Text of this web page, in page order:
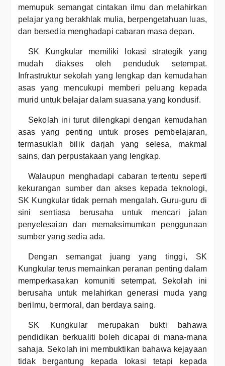
memupuk semangat cintakan ilmu dan melahirkan
pelajar yang berakhlak mulia, berpengetahuan luas,
dan bersedia menghadapi cabaran masa depan.
SK Kungkular memiliki lokasi strategik yang
mudah diakses oleh penduduk setempat.
Infrastruktur sekolah yang lengkap dan kemudahan
asas yang mencukupi memberi peluang kepada
murid untuk belajar dalam suasana yang kondusif.
Sekolah ini turut dilengkapi dengan kemudahan
asas yang penting untuk proses pembelajaran,
termasuklah bilik darjah yang selesa, makmal
sains, dan perpustakaan yang lengkap.
Walaupun menghadapi cabaran tertentu seperti
kekurangan sumber dan akses kepada teknologi,
SK Kungkular tidak pernah mengalah. Guru-guru di
sini sentiasa berusaha untuk mencari jalan
penyelesaian dan memaksimumkan penggunaan
sumber yang sedia ada.
Dengan semangat juang yang tinggi, SK
Kungkular terus memainkan peranan penting dalam
memperkasakan komuniti setempat. Sekolah ini
berusaha untuk melahirkan generasi muda yang
berilmu, bermoral, dan berdaya saing.
SK Kungkular merupakan bukti bahawa
pendidikan berkualiti boleh dicapai di mana-mana
sahaja. Sekolah ini membuktikan bahawa kejayaan
tidak bergantung kepada lokasi tetapi kepada